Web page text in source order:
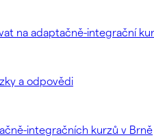
na adaptačně-integrační
a odpovědi
integračních kurzů v Brně